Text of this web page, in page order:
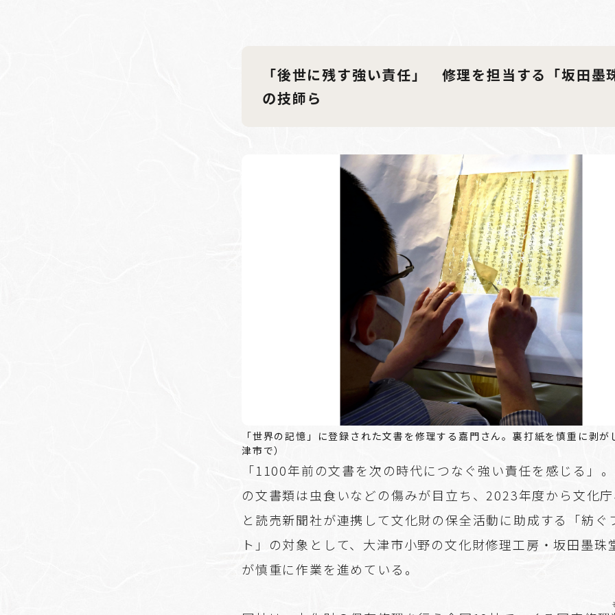
「後世に残す強い責任」 修理を担当する「坂田墨
の技師ら
「世界の記憶」に登録された文書を修理する嘉門さん。裏打紙を慎重に剥が
津市で）
「1100年前の文書を次の時代につなぐ強い責任を感じる」――
の文書類は虫食いなどの傷みが目立ち、2023年度から文化
と読売新聞社が連携して文化財の保全活動に助成する「紡ぐ
ト」の対象として、大津市小野の文化財修理工房・坂田墨珠
が慎重に作業を進めている。